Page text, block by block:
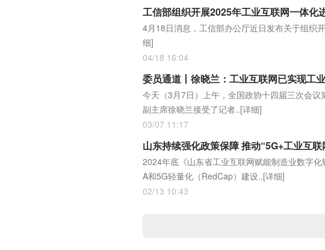
工信部组织开展2025年工业互联网一体化
4月18日消息，工信部办公厅近日发布关于组织
细]
04/18 16:04
委员通道丨徐晓兰：工业互联网已实现工
今天（3月7日）上午，全国政协十四届三次会
副主席徐晓兰接受了记者..[详细]
03/07 11:17
山东持续强化政策保障 推动“5G+工业互
2024年底《山东省工业互联网赋能制造业数字
A和5G轻量化（RedCap）建设..[详细]
02/13 10:43